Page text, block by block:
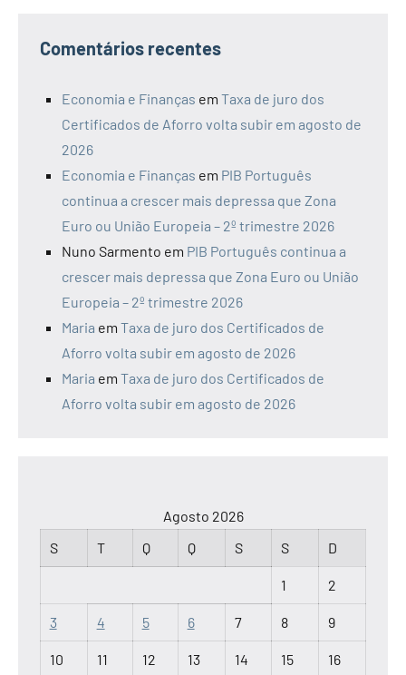
Comentários recentes
Economia e Finanças em Taxa de juro dos
Certificados de Aforro volta subir em agosto de
2026
Economia e Finanças em PIB Português
continua a crescer mais depressa que Zona
Euro ou União Europeia – 2º trimestre 2026
Nuno Sarmento em PIB Português continua a
crescer mais depressa que Zona Euro ou União
Europeia – 2º trimestre 2026
Maria em Taxa de juro dos Certificados de
Aforro volta subir em agosto de 2026
Maria em Taxa de juro dos Certificados de
Aforro volta subir em agosto de 2026
Agosto 2026
S
T Q Q S S D
1 2
3 4 5 6 7 8 9
10 11 12 13 14 15 16